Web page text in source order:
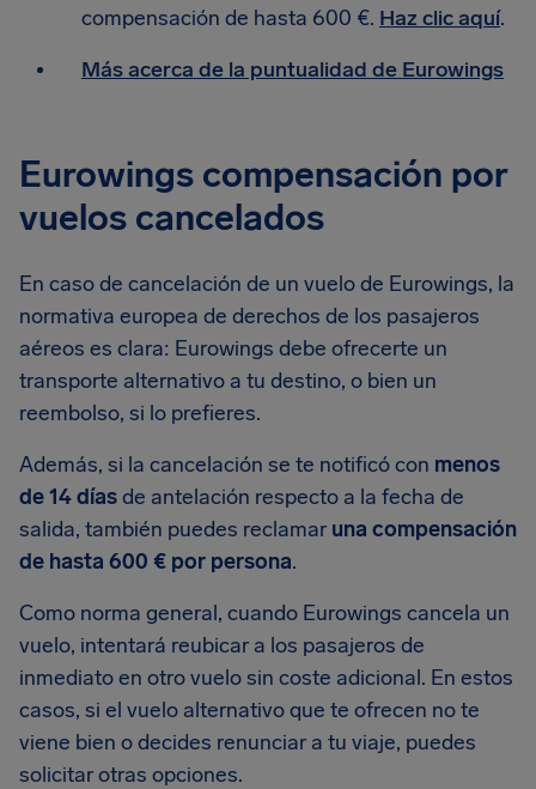
compensación de hasta 600 €. Haz clic aquí.
Más acerca de la puntualidad de Eurowings
Eurowings compensación por
vuelos cancelados
En caso de cancelación de un vuelo de Eurowings, la
normativa europea de derechos de los pasajeros
aéreos es clara: Eurowings debe ofrecerte un
transporte alternativo a tu destino, o bien un
reembolso, si lo prefieres.
Además, si la cancelación se te notificó con menos
de 14 díasde antelación respecto a la fecha de
salida, también puedes reclamar una compensación
de hasta 600 € por persona.
Como norma general, cuando Eurowings cancela un
vuelo, intentará reubicar a los pasajeros de
inmediato en otro vuelo sin coste adicional. En estos
casos, si el vuelo alternativo que te ofrecen no te
viene bien o decides renunciar a tu viaje, puedes
solicitar otras opciones.